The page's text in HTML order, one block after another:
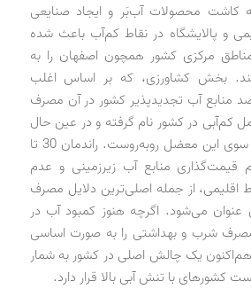
کاشت محصولات آب‌بَر و ایجاد صنایعی
و پالایشگاه در نقاط کم‌آب باعث شده
مرکزی کشور همچون اصفهان را به
بخش کشاورزی، که بر اساس اغلب
بیش از 90 درصد منابع آب تجدیدپذیر کشور در آن مصرف
کم‌آبی در کشور نام گرفته و در عین حال
با بیشترین تهدیدها از سوی این معضل روبه‌روست. راندمان 30 تا
قیمت‌گذاری منابع آب زیرزمینی و عدم
از جمله اصلی‌ترین دلایل مصرف
می‌شود. اگرچه هنوز کمبود آب در
شرب و بهداشتی را به صورت اساسی
هم‌اکنون یک چالش اصلی در کشور به شمار
کشورهای با تنش آبی بالا قرار دارد.